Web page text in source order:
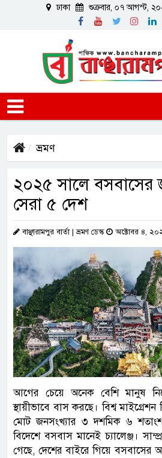
ঢাকা শুক্রবার, ০৭ আগস্ট,
ভ্রমণ
২০২৫ সালে বসবাসের
সেরা ৫ দেশ
বাঞ্ছারামপুর বার্তা | ভ্রমণ ডেস্ক অক্টোবর ৪,
আগের চেয়ে অনেক বেশি মানুষ
স্থায়ীভাবে বাস করছে। বিশ্ব
মোট জনসংখ্যার ৩ দশমিক ৬ শতাংশ
বিদেশে বসবাস মানেই চ্যালেঞ্জ।
গেছে, দেশের বাইরে গিয়ে বসবাসের